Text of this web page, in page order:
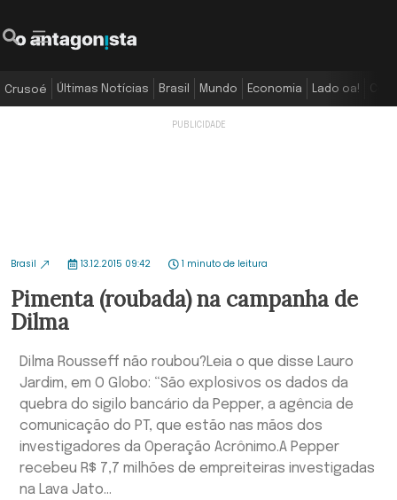
Crusoé Últimas Notícias Brasil Mundo Economia Lado oa!
Brasil 13.12.2015 09:42 1 minuto de leitura
Pimenta (roubada) na campanha de
Dilma
Dilma Rousseff não roubou?Leia o que disse Lauro
Jardim, em O Globo: “São explosivos os dados da
quebra do sigilo bancário da Pepper, a agência de
comunicação do PT, que estão nas mãos dos
investigadores da Operação Acrônimo.A Pepper
recebeu R$ 7,7 milhões de empreiteiras investigadas
na Lava Jato...